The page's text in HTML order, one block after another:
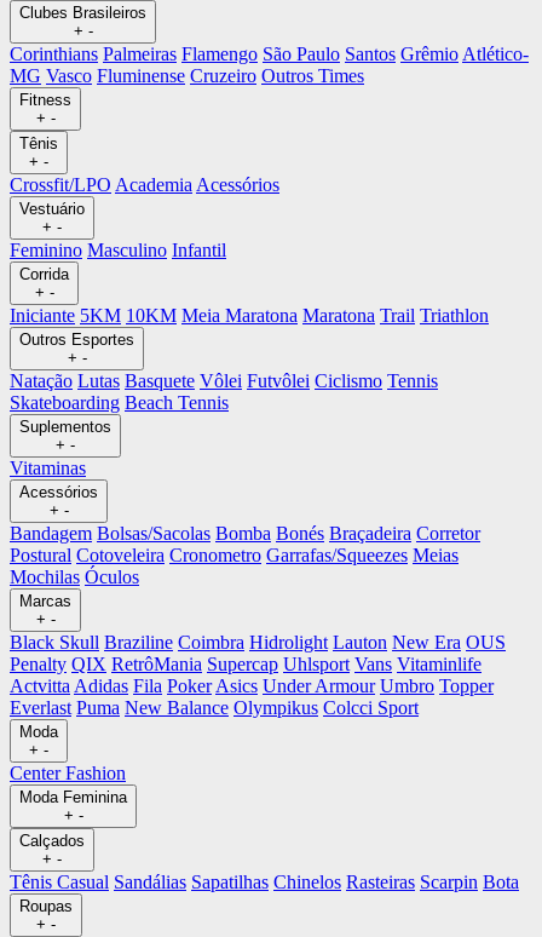
Clubes Brasileiros
+ -
Corinthians Palmeiras Flamengo São Paulo Santos Grêmio Atlético-
MG Vasco Fluminense Cruzeiro Outros Times
Fitness
+ -
Tênis
+ -
Crossfit/LPO Academia Acessórios
Vestuário
+ -
Feminino Masculino Infantil
Corrida
+ -
Iniciante 5KM 10KM Meia Maratona Maratona Trail Triathlon
Outros Esportes
+ -
Natação Lutas Basquete Vôlei Futvôlei Ciclismo Tennis
Skateboarding Beach Tennis
Suplementos
+ -
Vitaminas
Acessórios
+ -
Bandagem Bolsas/Sacolas Bomba Bonés Braçadeira Corretor
Postural Cotoveleira Cronometro Garrafas/Squeezes Meias
Mochilas Óculos
Marcas
+ -
Black Skull Braziline Coimbra Hidrolight Lauton New Era OUS
Penalty QIX RetrôMania Supercap Uhlsport Vans Vitaminlife
Actvitta Adidas Fila Poker Asics Under Armour Umbro Topper
Everlast Puma New Balance Olympikus Colcci Sport
Moda
+ -
Center Fashion
Moda Feminina
+ -
Calçados
+ -
Tênis Casual Sandálias Sapatilhas Chinelos Rasteiras Scarpin Bota
Roupas
+ -